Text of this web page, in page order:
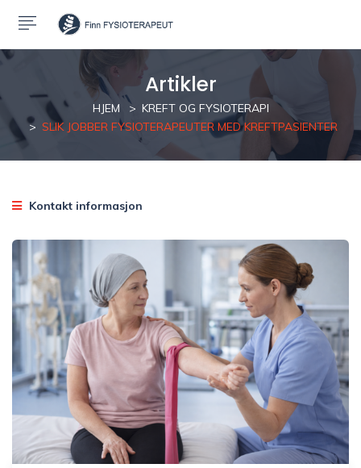
Artikler
HJEM
KREFT OG FYSIOTERAPI
SLIK JOBBER FYSIOTERAPEUTER MED KREFTPASIENTER
Kontakt informasjon